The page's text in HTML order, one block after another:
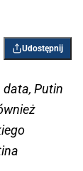
Udostępnij
data, Putin